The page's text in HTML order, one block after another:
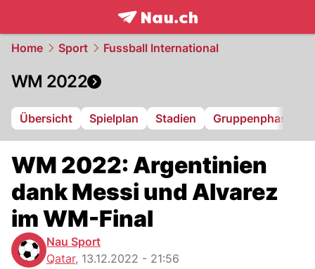
frontpage.NAU.ch
Home Sport Fussball International
WM 2022
Übersicht Spielplan Stadien Gruppenphase
WM 2022: Argentinien
dank Messi und Alvarez
im WM-Final
Nau Sport
Qatar, 13.12.2022 - 21:56